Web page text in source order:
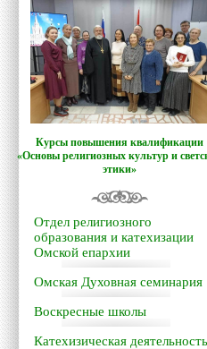
Курсы повышения квалификации
«Основы религиозных культур и
этики»
Отдел религиозного
образования и катехизации
Омской епархии
Омская Духовная семинария
Воскресные школы
Катехизическая деятельность